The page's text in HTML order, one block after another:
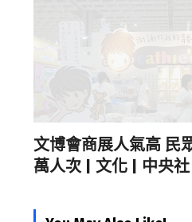
文博會商展人氣高 民
萬人次 | 文化 | 中央社